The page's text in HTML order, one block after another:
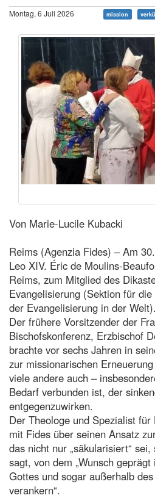
Montag, 6 Juli 2026 mission
Von Marie-Lucile Kubacki
Reims (Agenzia Fides) – Am
Leo XIV. Éric de Moulins-
Reims, zum Mitglied des
Evangelisierung (Sektion für
der Evangelisierung in der Welt).
Der frühere Vorsitzender der
Bischofskonferenz, Erzbischof
brachte vor sechs Jahren in
zur missionarischen
viele andere auch –
Bedarf verbunden ist, der
entgegenzuwirken.
Der Theologe und Spezialist
mit Fides über seinen Ansatz
das nicht nur „säkularisiert“
sagt, von dem „Wunsch
Gottes und sogar außerhalb
verankern“.